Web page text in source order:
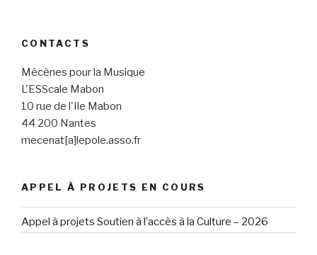
CONTACTS
Mécènes pour la Musique
L'ESScale Mabon
10 rue de l'Ile Mabon
44 200 Nantes
mecenat[a]lepole.asso.fr
APPEL À PROJETS EN COURS
Appel à projets Soutien à l’accès à la Culture – 2026